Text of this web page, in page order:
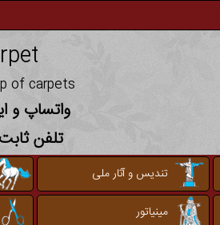
of carpets
واتساپ و ایتا
تلفن ثابت 52231255 -
تندیس و آثار ملی
مینیاتور